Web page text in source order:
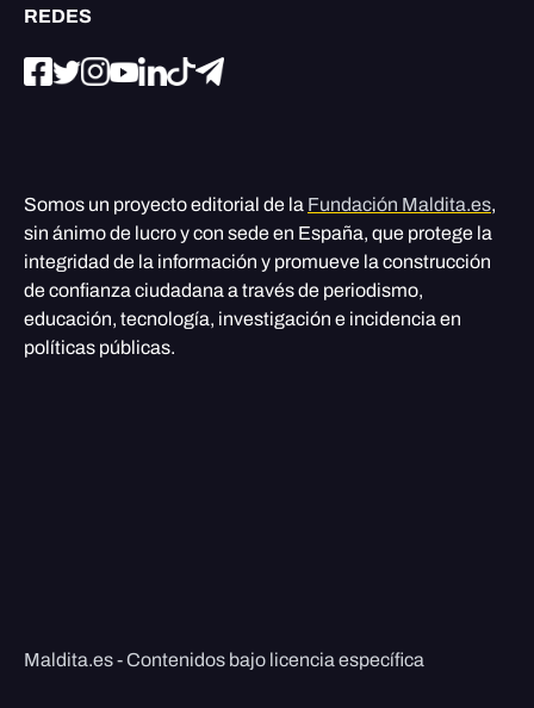
REDES
Somos un proyecto editorial de la Fundación Maldita.es,
sin ánimo de lucro y con sede en España, que protege la
integridad de la información y promueve la construcción
de confianza ciudadana a través de periodismo,
educación, tecnología, investigación e incidencia en
políticas públicas.
Maldita.es - Contenidos bajo licencia específica